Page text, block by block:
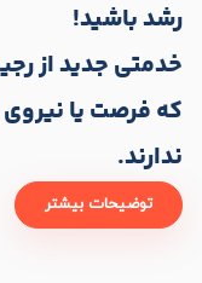
رشد باشید!
خدمتی جدید از
که فرصت یا نیروی
ندارند.
توضیحات بیشتر